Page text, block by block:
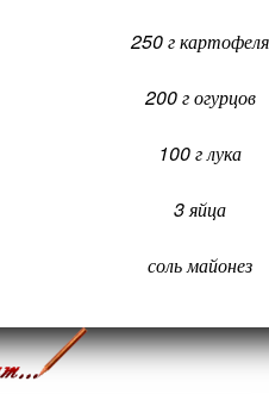
250 г картофеля
200 г огурцов
100 г лука
3 яйца
соль майонез